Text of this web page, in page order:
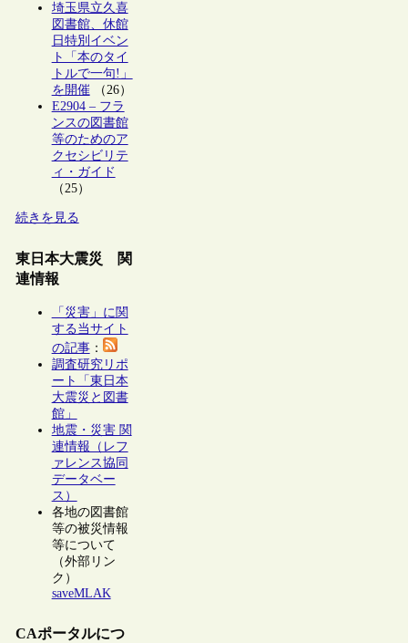
埼玉県立久喜
図書館、休館
日特別イベン
ト「本のタイ
トルで一句!」
を開催（26）
E2904 – フラ
ンスの図書館
等のためのア
クセシビリテ
ィ・ガイド
（25）
続きを見る
東日本大震災 関
連情報
「災害」に関
する当サイト
の記事：
調査研究リポ
ート「東日本
大震災と図書
館」
地震・災害 関
連情報（レフ
ァレンス協同
データベー
ス）
各地の図書館
等の被災情報
等について
（外部リン
ク）
saveMLAK
CAポータルにつ